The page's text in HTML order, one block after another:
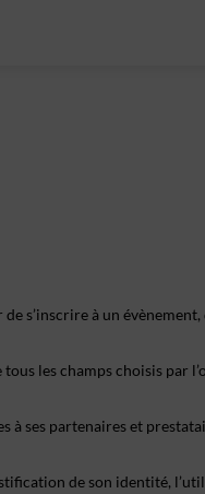
s’inscrire à un évènement,
les champs choisis par
à ses partenaires et
de son identité,